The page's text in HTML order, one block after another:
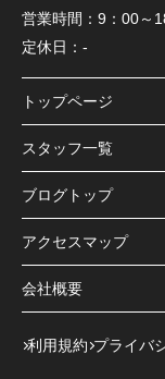
営業時間： 9：00～
定休日： -
トップページ
スタッフ一覧
ブログトップ
アクセスマップ
会社概要
利用規約 プライバ